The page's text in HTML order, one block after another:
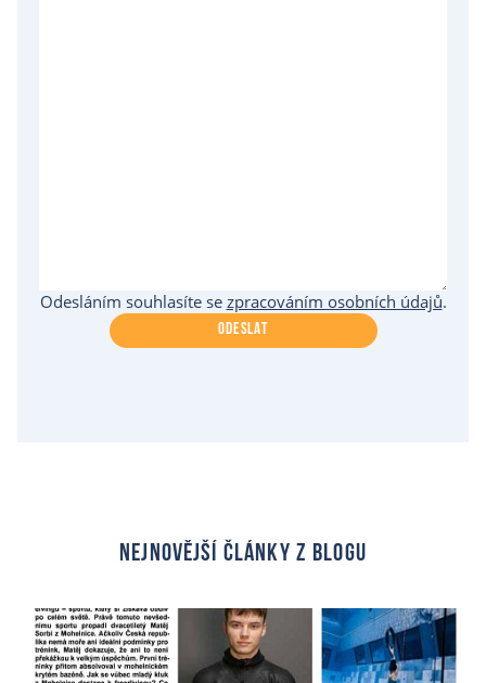
Odesláním souhlasíte se zpracováním osobních údajů.
ODESLAT
nejnovější články z blogu